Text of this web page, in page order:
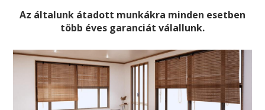
Az általunk átadott munkákra minden esetben
több éves garanciát válallunk.